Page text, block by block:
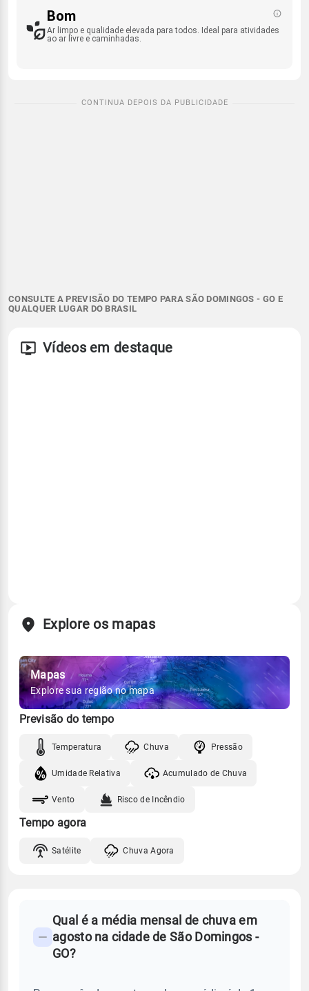
Bom
Ar limpo e qualidade elevada para todos. Ideal para atividades
ao ar livre e caminhadas.
CONSULTE A PREVISÃO DO TEMPO PARA SÃO DOMINGOS - GO E
QUALQUER LUGAR DO BRASIL
Vídeos em destaque
Explore os mapas
Mapas
Explore sua região no mapa
Previsão do tempo
Temperatura Chuva Pressão
Umidade Relativa Acumulado de Chuva
Vento Risco de Incêndio
Tempo agora
Satélite Chuva Agora
Perguntas
frequentes
Qual é a média mensal de chuva em
agosto na cidade de São Domingos -
GO?